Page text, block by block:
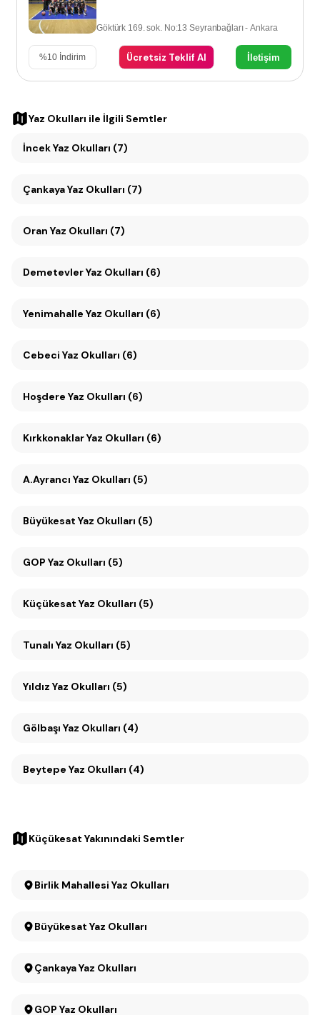
Göktürk 169. sok. No:13 Seyranbağları - Ankara
%10 İndirim Ücretsiz Teklif Al İletişim
Yaz Okulları ile İlgili Semtler
İncek Yaz Okulları (7)
Çankaya Yaz Okulları (7)
Oran Yaz Okulları (7)
Demetevler Yaz Okulları (6)
Yenimahalle Yaz Okulları (6)
Cebeci Yaz Okulları (6)
Hoşdere Yaz Okulları (6)
Kırkkonaklar Yaz Okulları (6)
A.Ayrancı Yaz Okulları (5)
Büyükesat Yaz Okulları (5)
GOP Yaz Okulları (5)
Küçükesat Yaz Okulları (5)
Tunalı Yaz Okulları (5)
Yıldız Yaz Okulları (5)
Gölbaşı Yaz Okulları (4)
Beytepe Yaz Okulları (4)
Küçükesat Yakınındaki Semtler
Birlik Mahallesi Yaz Okulları
Büyükesat Yaz Okulları
Çankaya Yaz Okulları
GOP Yaz Okulları